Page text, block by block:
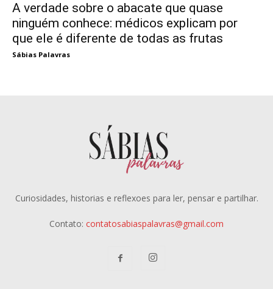
A verdade sobre o abacate que quase
ninguém conhece: médicos explicam por
que ele é diferente de todas as frutas
Sábias Palavras
Curiosidades, historias e reflexoes para ler, pensar e partilhar.
Contato: contatosabiaspalavras@gmail.com